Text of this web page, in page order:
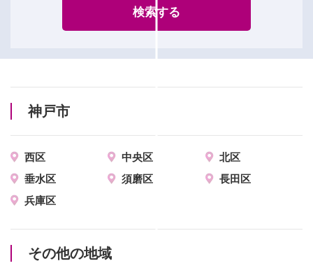
検索する
神戸市
西区 中央区
北区
垂水区
須磨区
長田区
兵庫区
その他の地域